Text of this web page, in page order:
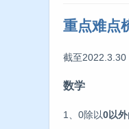
重点难点
截至2022.3.30
数学
1、0除以0以外